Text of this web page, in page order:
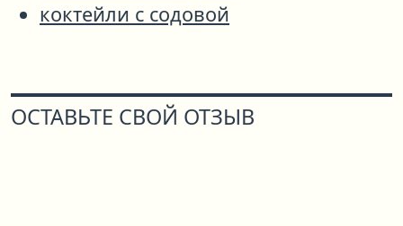
коктейли с содовой
ОСТАВЬТЕ СВОЙ ОТЗЫВ